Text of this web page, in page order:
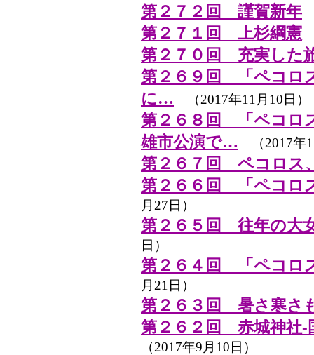
第２７２回 謹賀新年
第２７１回 上杉綱憲
第２７０回 充実した
第２６９回 「ペコロ
に… （2017年11月10日）
第２６８回 「ペコロ
雄市公演で… （2017年
第２６７回 ペコロス
第２６６回 「ペコロ
月27日）
第２６５回 往年の大
日）
第２６４回 「ペコロ
月21日）
第２６３回 暑さ寒さ
第２６２回 赤城神社-
（2017年9月10日）